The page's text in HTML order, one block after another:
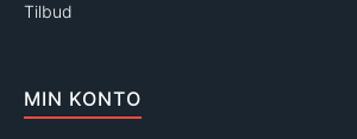
Tilbud
MIN KONTO